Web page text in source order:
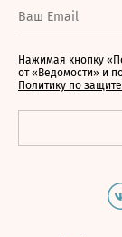
Нажимая кнопку
от «Ведомости» и
Политику по